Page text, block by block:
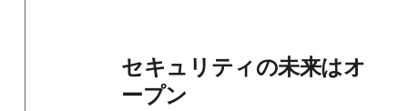
セキュリティの未来はオ
ープン